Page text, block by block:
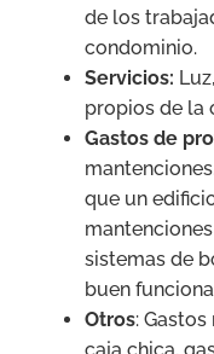
de los
condominio.
Servicios:
propios de la
Gastos de
que un
sistemas de
buen
Otros:
caja chica,